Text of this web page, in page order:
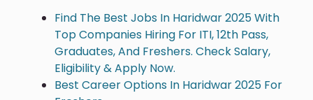
Find The Best Jobs In Haridwar 2025 With
Top Companies Hiring For ITI, 12th Pass,
Graduates, And Freshers. Check Salary,
Eligibility & Apply Now.
Best Career Options In Haridwar 2025 For